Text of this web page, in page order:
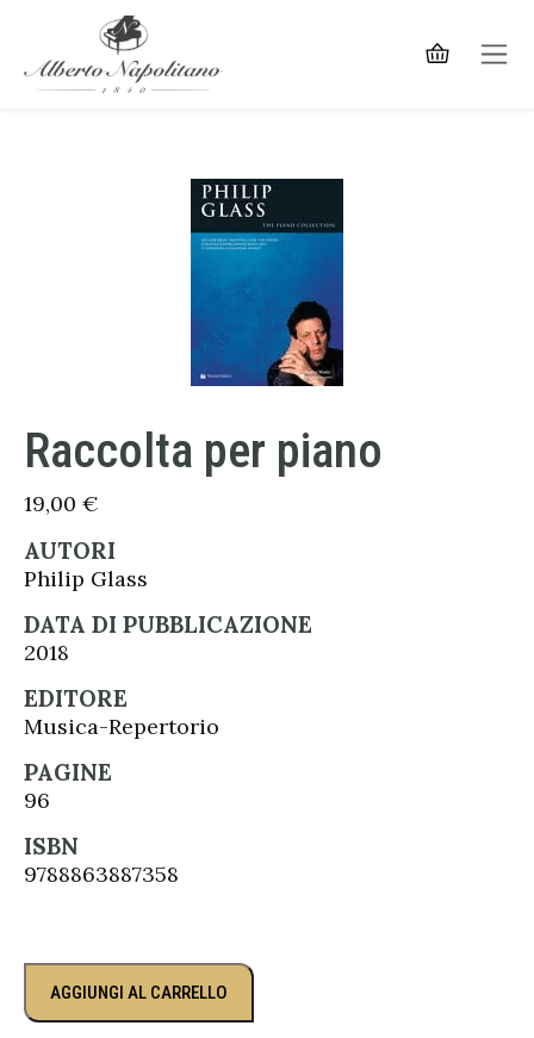
Raccolta per piano
19,00 €
AUTORI
Philip Glass
DATA DI PUBBLICAZIONE
2018
EDITORE
Musica-Repertorio
PAGINE
96
ISBN
9788863887358
AGGIUNGI AL CARRELLO